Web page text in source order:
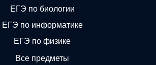
ЕГЭ по биологии
ЕГЭ по информатике
ЕГЭ по физике
Все предметы